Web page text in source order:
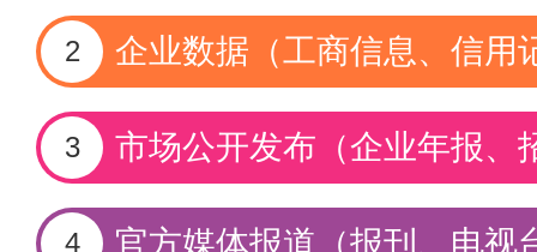
2 企业数据（工商信息、信用
3 市场公开发布（企业年报、
4 官方媒体报道（报刊、电视